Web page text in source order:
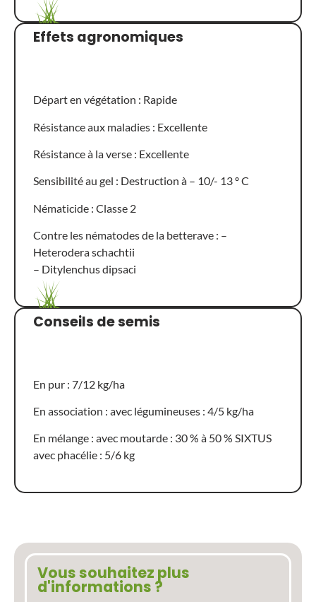
Effets agronomiques
Départ en végétation : Rapide
Résistance aux maladies : Excellente
Résistance à la verse : Excellente
Sensibilité au gel : Destruction à – 10/- 13 º C
Nématicide : Classe 2
Contre les nématodes de la betterave : –
Heterodera schachtii
– Ditylenchus dipsaci
Conseils de semis
En pur : 7/12 kg/ha
En association : avec légumineuses : 4/5 kg/ha
En mélange : avec moutarde : 30 % à 50 % SIXTUS
avec phacélie : 5/6 kg
Vous souhaitez plus
d'informations ?